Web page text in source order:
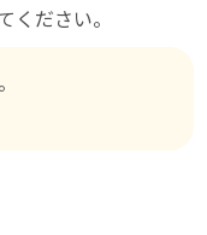
ください。